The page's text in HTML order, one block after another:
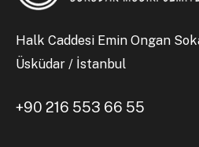
Halk Caddesi Emin Ongan
Üsküdar / İstanbul
+90 216 553 66 55